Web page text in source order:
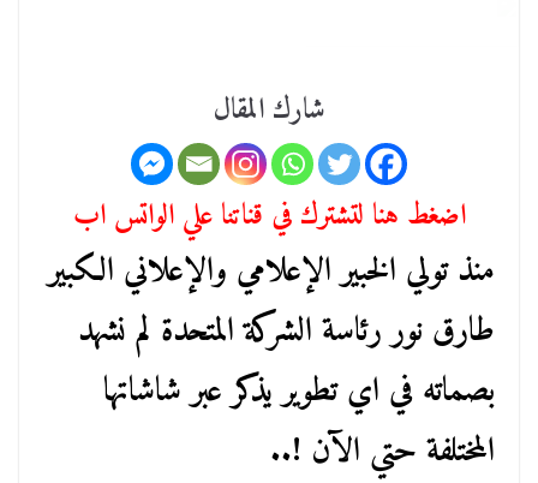
شارك المقال
اضغط هنا لتشترك في قناتنا علي الواتس اب
منذ تولي الخبير الإعلامي والإعلاني الكبير
طارق نور رئاسة الشركة المتحدة لم نشهد
بصماته في اي تطوير يذكر عبر شاشاتها
المختلفة حتي الآن !..